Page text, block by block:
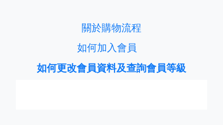
關於購物流程
如何加入會員
如何更改會員資料及查詢會員等級